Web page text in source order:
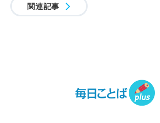
関連記事